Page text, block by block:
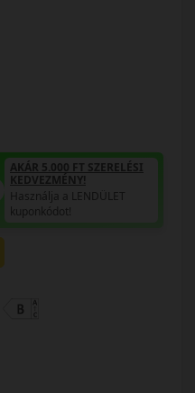
AKÁR 5.000 FT SZERELÉSI
KEDVEZMÉNY!
Használja a LENDÜLET
kuponkódot!